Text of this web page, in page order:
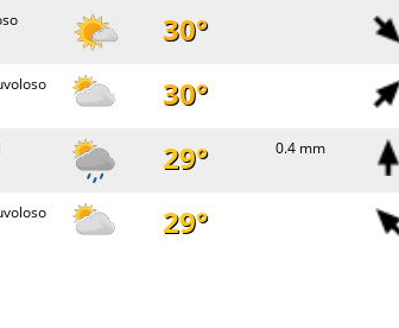
22°
25°
29°
27° 0.4 mm
30°
30°
29° 0.4 mm
29°